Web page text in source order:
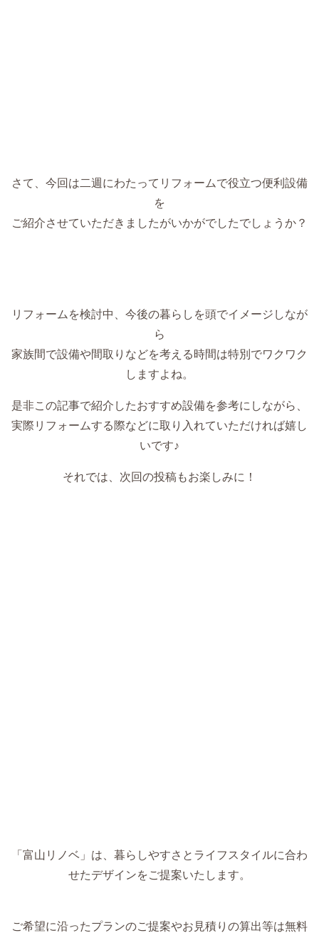
さて、今回は二週にわたってリフォームで役立つ便利設備
を
ご紹介させていただきましたがいかがでしたでしょうか？
リフォームを検討中、今後の暮らしを頭でイメージしなが
ら
家族間で設備や間取りなどを考える時間は特別でワクワク
しますよね。
是非この記事で紹介したおすすめ設備を参考にしながら、
実際リフォームする際などに取り入れていただければ嬉し
いです♪
それでは、次回の投稿もお楽しみに！
「富山リノベ」は、暮らしやすさとライフスタイルに合わ
せたデザインをご提案いたします。
ご希望に沿ったプランのご提案やお見積りの算出等は無料